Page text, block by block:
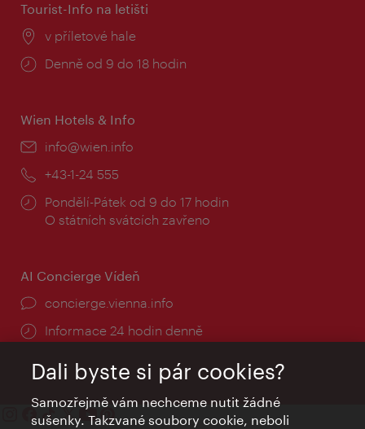
Tourist-Info na letišti
Místo:
v příletové hale
Provozní
Denně od 9 do 18 hodin
Wien Hotels & Info
E-
info@wien.info
Telefon:
+43-1-24 555
Provozní
doba:
Pondělí-Pátek od 9 do 17 hodin
O státních svátcích zavřeno
AI Concierge Vídeň
concierge.vienna.info
Informace 24 hodin denně
Dali byste si pár cookies?
Samozřejmě vám nechceme nutit žádné
sušenky. Takzvané soubory cookie, neboli